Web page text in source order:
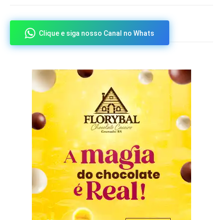
Clique e siga nosso Canal no Whats